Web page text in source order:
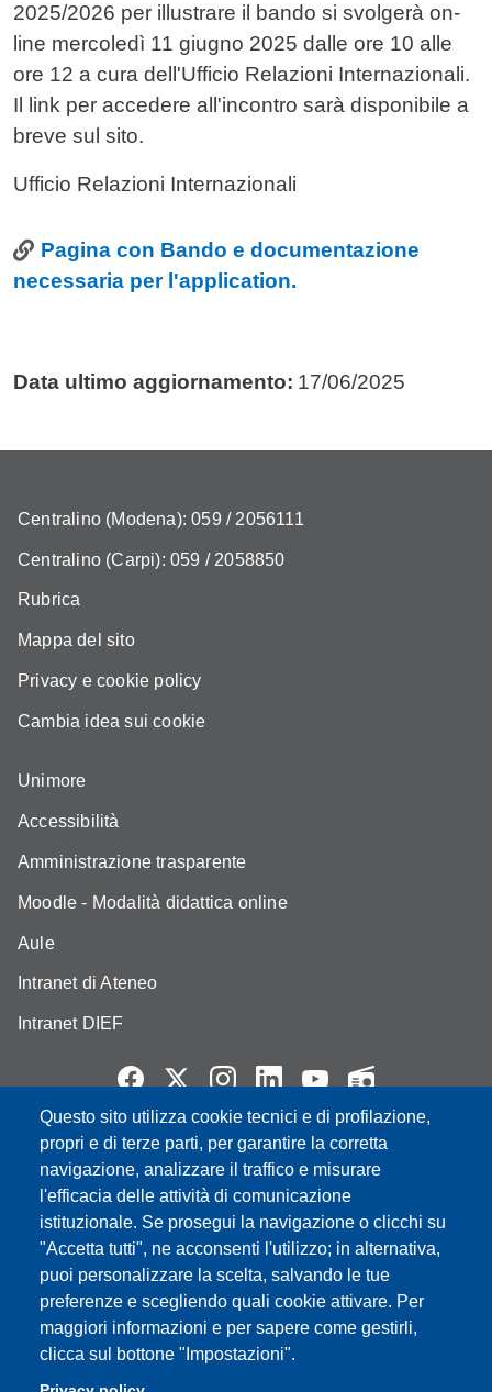
2025/2026 per illustrare il bando si svolgerà on-
line mercoledì 11 giugno 2025 dalle ore 10 alle
ore 12 a cura dell'Ufficio Relazioni Internazionali.
Il link per accedere all'incontro sarà disponibile a
breve sul sito.
Ufficio Relazioni Internazionali
LinkPagina con Bando e documentazione
necessaria per l'application.
Data ultimo aggiornamento: 17/06/2025
Questo sito utilizza cookie tecnici e di profilazione,
propri e di terze parti, per garantire la corretta
navigazione, analizzare il traffico e misurare
l'efficacia delle attività di comunicazione
istituzionale. Se prosegui la navigazione o clicchi su
"Accetta tutti", ne acconsenti l'utilizzo; in alternativa,
puoi personalizzare la scelta, salvando le tue
preferenze e scegliendo quali cookie attivare. Per
maggiori informazioni e per sapere come gestirli,
clicca sul bottone "Impostazioni".
Centralino (Modena): 059 / 2056111
Centralino (Carpi): 059 / 2058850
Rubrica
Mappa del sito
Privacy e cookie policy
Cambia idea sui cookie
Unimore
Accessibilità
Amministrazione trasparente
Moodle - Modalità didattica online
Aule
Intranet di Ateneo
Intranet DIEF
Partita IVA: 00427620364
e-mail: urp@unimore.it
PEC: primo contatto: urp@pec.unimore.it
Indirizzo ReGIndE per notifica Atti Processuali:
direzionelegale@pec.unimore.it
Sede di Modena: Via Università 4, 41121 Modena, Tel. 059
2056511 - Fax 059 245156
Sede di Reggio Emilia : Viale A. Allegri 9, 42121 Reggio
Emilia, Tel. 0522 523041 - Fax 0522 523045